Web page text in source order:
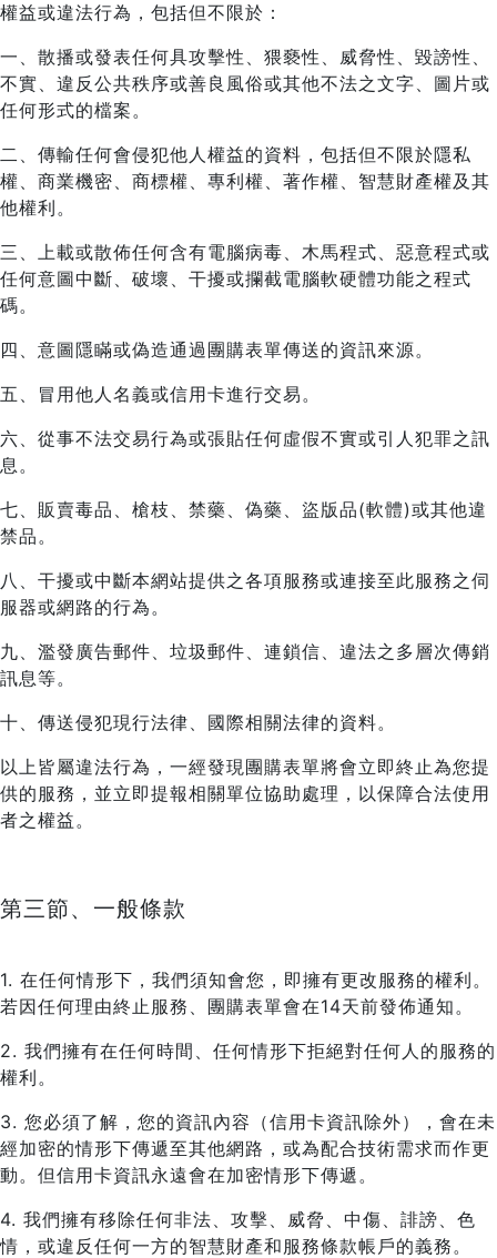
權益或違法行為，包括但不限於：
一、散播或發表任何具攻擊性、猥褻性、威脅性、毀謗性、
不實、違反公共秩序或善良風俗或其他不法之文字、圖片或
任何形式的檔案。
二、傳輸任何會侵犯他人權益的資料，包括但不限於隱私
權、商業機密、商標權、專利權、著作權、智慧財產權及其
他權利。
三、上載或散佈任何含有電腦病毒、木馬程式、惡意程式或
任何意圖中斷、破壞、干擾或攔截電腦軟硬體功能之程式
碼。
四、意圖隱瞞或偽造通過團購表單傳送的資訊來源。
五、冒用他人名義或信用卡進行交易。
六、從事不法交易行為或張貼任何虛假不實或引人犯罪之訊
息。
七、販賣毒品、槍枝、禁藥、偽藥、盜版品(軟體)或其他違
禁品。
八、干擾或中斷本網站提供之各項服務或連接至此服務之伺
服器或網路的行為。
九、濫發廣告郵件、垃圾郵件、連鎖信、違法之多層次傳銷
訊息等。
十、傳送侵犯現行法律、國際相關法律的資料。
以上皆屬違法行為，一經發現團購表單將會立即終止為您提
供的服務，並立即提報相關單位協助處理，以保障合法使用
者之權益。
第三節、一般條款
1. 在任何情形下，我們須知會您，即擁有更改服務的權利。
若因任何理由終止服務、團購表單會在14天前發佈通知。
2. 我們擁有在任何時間、任何情形下拒絕對任何人的服務的
權利。
3. 您必須了解，您的資訊內容（信用卡資訊除外），會在未
經加密的情形下傳遞至其他網路，或為配合技術需求而作更
動。但信用卡資訊永遠會在加密情形下傳遞。
4. 我們擁有移除任何非法、攻擊、威脅、中傷、誹謗、色
情，或違反任何一方的智慧財產和服務條款帳戶的義務。